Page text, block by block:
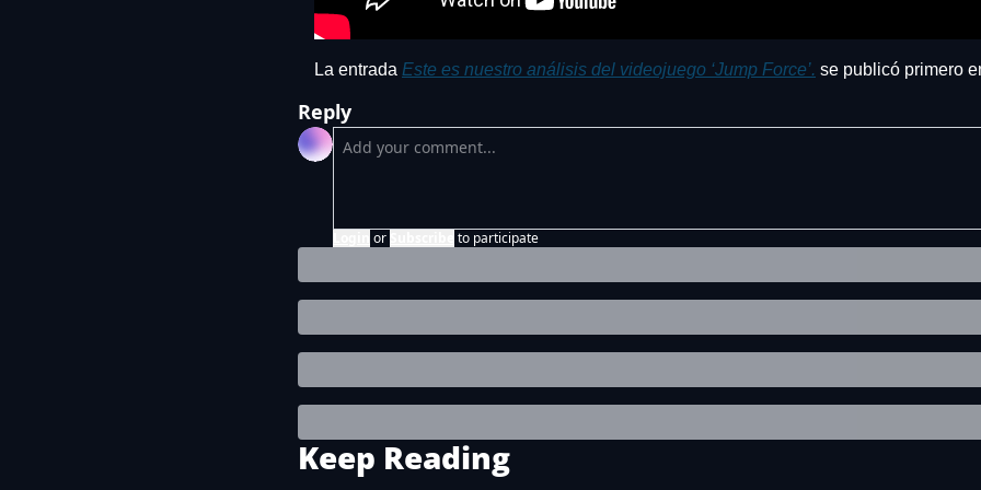
La entrada Este es nuestro análisis del videojuego ‘Jump Force’. se publicó primero
Reply
or to participate
Keep Reading